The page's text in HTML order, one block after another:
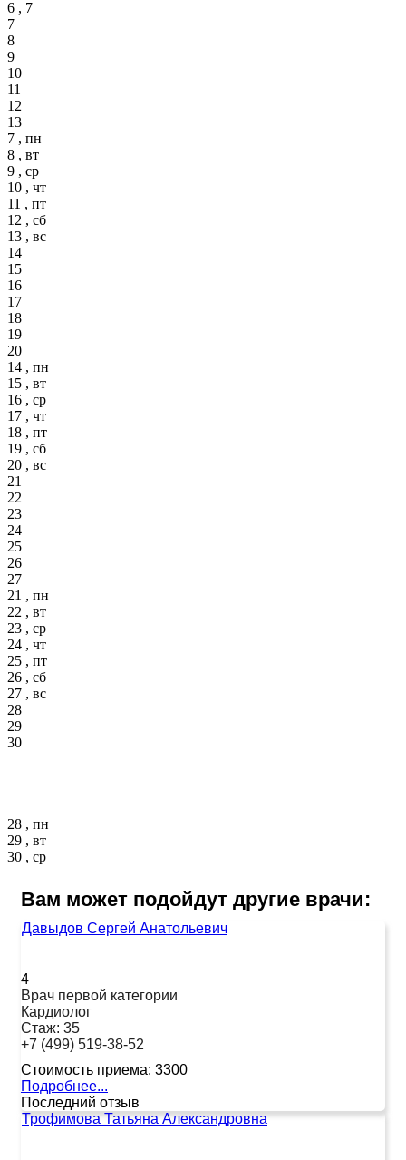
6 , 7
7
8
9
10
11
12
13
7 , пн
8 , вт
9 , ср
10 , чт
11 , пт
12 , сб
13 , вс
14
15
16
17
18
19
20
14 , пн
15 , вт
16 , ср
17 , чт
18 , пт
19 , сб
20 , вс
21
22
23
24
25
26
27
21 , пн
22 , вт
23 , ср
24 , чт
25 , пт
26 , сб
27 , вс
28
29
30
28 , пн
29 , вт
30 , ср
Вам может подойдут другие врачи:
Давыдов Сергей Анатольевич
4
Врач первой категории
Кардиолог
Стаж: 35
+7 (499) 519-38-52
Стоимость приема: 3300
Подробнее...
Последний отзыв
Трофимова Татьяна Александровна